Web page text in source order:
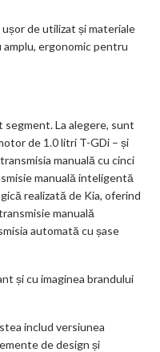
de utilizat și materiale
ergonomic pentru
La alegere, sunt
de 1.0 litri T-GDi – și
manuală cu cinci
manuală inteligentă
realizată de Kia, oferind
manuală
automată cu șase
și cu imaginea brandului
includ versiunea
de design și